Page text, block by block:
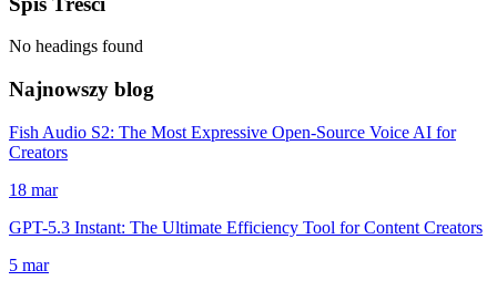
No headings found
Najnowszy blog
Fish Audio S2: The Most Expressive Open-Source Voice AI for
Creators
18 mar
GPT-5.3 Instant: The Ultimate Efficiency Tool for Content Creators
5 mar